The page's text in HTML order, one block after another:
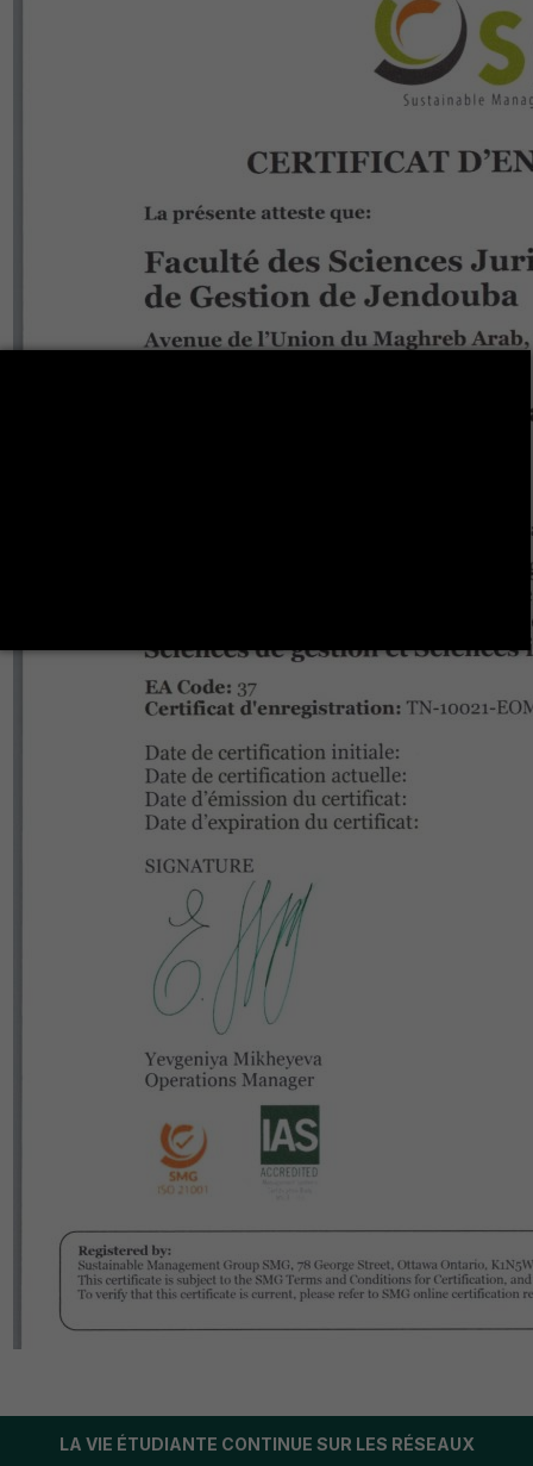
LA VIE ÉTUDIANTE CONTINUE SUR LES RÉSEAUX